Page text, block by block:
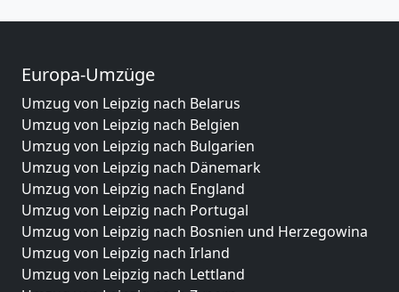
Europa-Umzüge
Umzug von Leipzig nach Belarus
Umzug von Leipzig nach Belgien
Umzug von Leipzig nach Bulgarien
Umzug von Leipzig nach Dänemark
Umzug von Leipzig nach England
Umzug von Leipzig nach Portugal
Umzug von Leipzig nach Bosnien und Herzegowina
Umzug von Leipzig nach Irland
Umzug von Leipzig nach Lettland